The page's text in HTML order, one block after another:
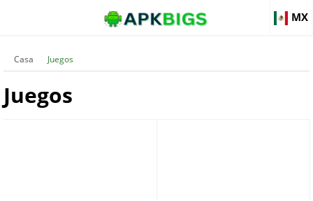
MX
Casa Juegos
Juegos